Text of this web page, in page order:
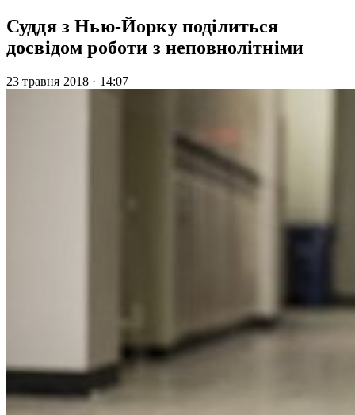
Суддя з Нью-Йорку поділиться
досвідом роботи з неповнолітніми
23 травня 2018 · 14:07